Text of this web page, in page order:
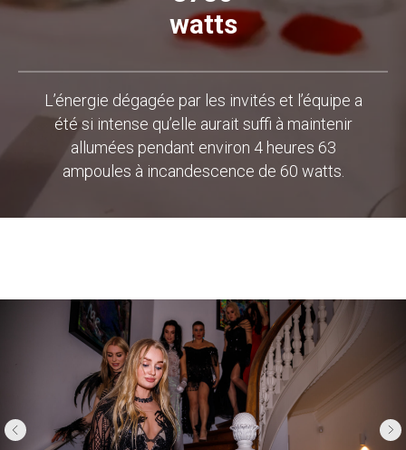
watts
L’énergie dégagée par les invités et l’équipe a
été si intense qu’elle aurait suffi à maintenir
allumées pendant environ 4 heures 63
ampoules à incandescence de 60 watts.